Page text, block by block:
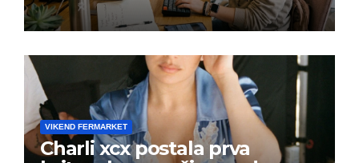
VIKEND FERMARKET
Charli xcx postala prva